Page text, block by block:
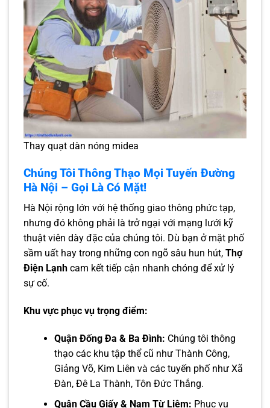
Thay quạt dàn nóng midea
Chúng Tôi Thông Thạo Mọi Tuyến Đường
Hà Nội – Gọi Là Có Mặt!
Hà Nội rộng lớn với hệ thống giao thông phức tạp,
nhưng đó không phải là trở ngại với mạng lưới kỹ
thuật viên dày đặc của chúng tôi. Dù bạn ở mặt phố
sầm uất hay trong những con ngõ sâu hun hút, Thợ
Điện Lạnh cam kết tiếp cận nhanh chóng để xử lý
sự cố.
Khu vực phục vụ trọng điểm:
Quận Đống Đa & Ba Đình: Chúng tôi thông
thạo các khu tập thể cũ như Thành Công,
Giảng Võ, Kim Liên và các tuyến phố như Xã
Đàn, Đê La Thành, Tôn Đức Thắng.
Quận Cầu Giấy & Nam Từ Liêm: Phục vụ